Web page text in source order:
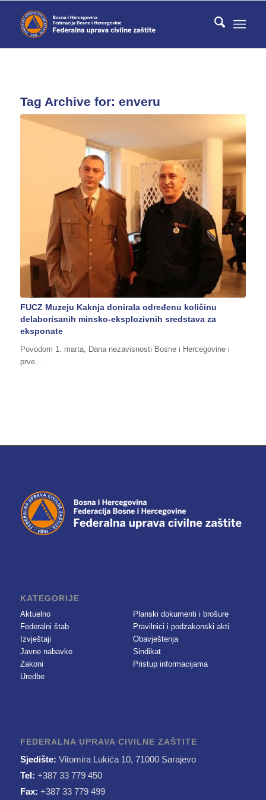
Tag Archive for: enveru
FUCZ Muzeju Kaknja donirala određenu količinu
delaborisanih minsko-eksplozivnih sredstava za
eksponate
Povodom 1. marta, Dana nezavisnosti Bosne i Hercegovine i
prve…
KATEGORIJE
Aktuelno
Federalni štab
Izvještaji
Javne nabavke
Zakoni
Uredbe
Planski dokumenti i brošure
Pravilnici i podzakonski akti
Obavještenja
Sindikat
Pristup informacijama
FEDERALNA UPRAVA CIVILNE ZAŠTITE
Sjedište: Vitomira Lukića 10, 71000 Sarajevo
Tel: +387 33 779 450
Fax: +387 33 779 499